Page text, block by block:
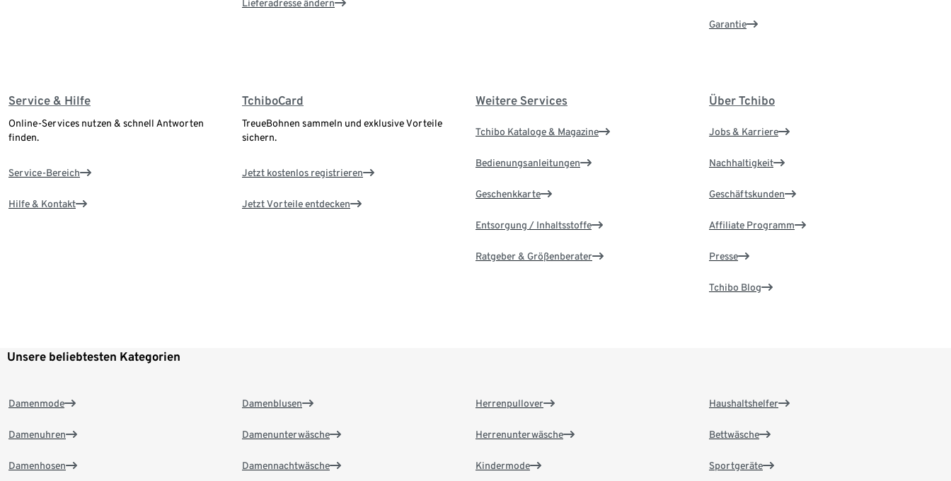
Lieferadresse ändern
Garantie
Service & Hilfe
Online-Services nutzen & schnell Antworten
finden.
Service-Bereich
Hilfe & Kontakt
TchiboCard
TreueBohnen sammeln und exklusive Vorteile
sichern.
Jetzt kostenlos registrieren
Jetzt Vorteile entdecken
Weitere Services
Tchibo Kataloge & Magazine
Bedienungsanleitungen
Geschenkkarte
Entsorgung / Inhaltsstoffe
Ratgeber & Größenberater
Über Tchibo
Jobs & Karriere
Nachhaltigkeit
Geschäftskunden
Affiliate Programm
Presse
Tchibo Blog
Unsere beliebtesten Kategorien
Damenmode
Damenuhren
Damenhosen
Damenblusen
Damenunterwäsche
Damennachtwäsche
Herrenpullover
Herrenunterwäsche
Kindermode
Haushaltshelfer
Bettwäsche
Sportgeräte